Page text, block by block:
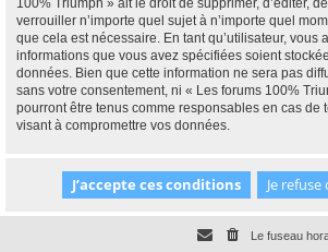
100% Triumph » ait le droit de supprimer, d’éditer,
verrouiller n’importe quel sujet à n’importe quel
que cela est nécessaire. En tant qu’utilisateur, vous
informations que vous avez spécifiées soient
données. Bien que cette information ne sera pas
sans votre consentement, ni « Les forums 100%
pourront être tenus comme responsables en cas de
visant à compromettre vos données.
Le fuseau